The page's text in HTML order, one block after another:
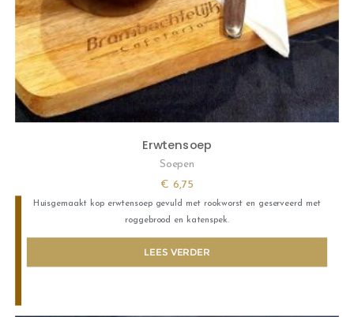
Erwtensoep
Soepen
€ 6,75
Huisgemaakt kop erwtensoep gevuld met rookworst en geserveerd met
roggebrood en katenspek.
LEES VERDER